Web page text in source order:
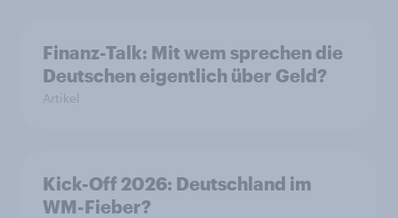
Finanz-Talk: Mit wem sprechen die
Deutschen eigentlich über Geld?
Artikel
Kick-Off 2026: Deutschland im
WM-Fieber?